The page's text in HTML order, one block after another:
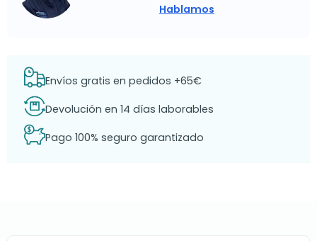
Hablamos
Envíos gratis en pedidos +65€
Devolución en 14 días laborables
Pago 100% seguro garantizado